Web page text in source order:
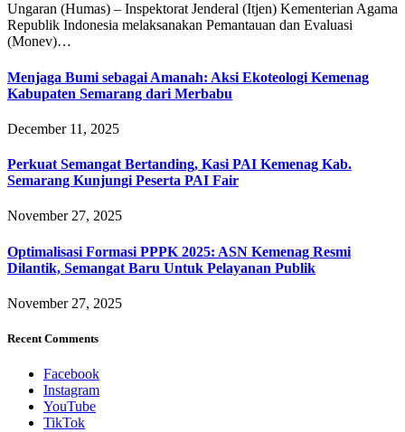
Ungaran (Humas) – Inspektorat Jenderal (Itjen) Kementerian Agama
Republik Indonesia melaksanakan Pemantauan dan Evaluasi
(Monev)…
Menjaga Bumi sebagai Amanah: Aksi Ekoteologi Kemenag
Kabupaten Semarang dari Merbabu
December 11, 2025
Perkuat Semangat Bertanding, Kasi PAI Kemenag Kab.
Semarang Kunjungi Peserta PAI Fair
November 27, 2025
Optimalisasi Formasi PPPK 2025: ASN Kemenag Resmi
Dilantik, Semangat Baru Untuk Pelayanan Publik
November 27, 2025
Recent Comments
Facebook
Instagram
YouTube
TikTok